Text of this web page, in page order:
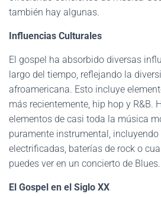
también hay algunas.
Influencias Culturales
El gospel ha absorbido diversas
largo del tiempo, reflejando la
afroamericana. Esto incluye
más recientemente, hip hop y R&B.
elementos de casi toda la música
puramente instrumental,
electrificadas, baterías de rock o
puedes ver en un concierto de Blues.
El Gospel en el Siglo XX